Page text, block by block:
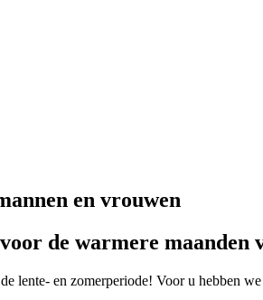
en vrouwen
de warmere maanden
lente- en zomerperiode! Voor u hebben